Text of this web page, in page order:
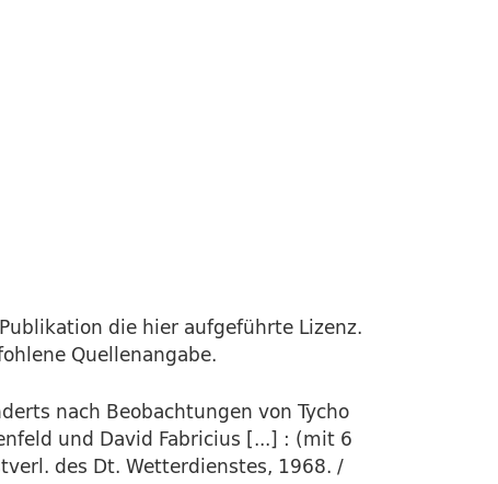
die hier aufgeführte Lizenz.
Quellenangabe.
nach Beobachtungen von Tycho
und David Fabricius [...] : (mit 6
des Dt. Wetterdienstes, 1968. /